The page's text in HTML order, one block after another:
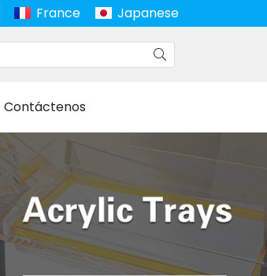
France Japanese
Contáctenos